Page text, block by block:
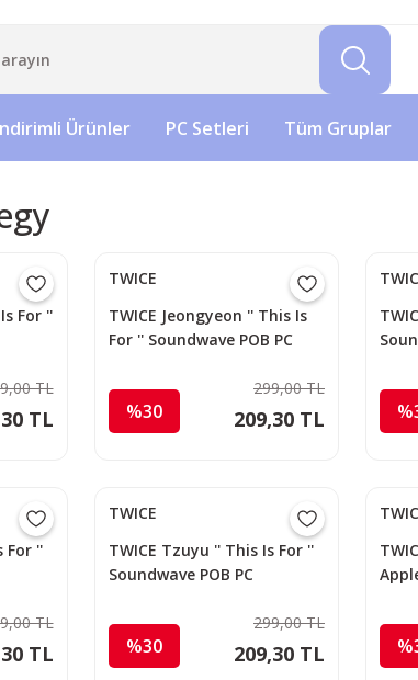
Ürünler PC Setleri Tüm Gruplar
For ''
TL
TL
TWICE
TWICE Jeongyeon '' This Is
For '' Soundwave POB PC
%30
299,00 TL
209,30 TL
For ''
TL
TL
TWICE
TWICE Tzuyu '' This Is For ''
Soundwave POB PC
%30
299,00 TL
209,30 TL